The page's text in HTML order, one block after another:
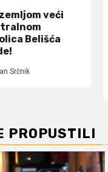
veći
Belišća
Srčnik
PROPUSTILI